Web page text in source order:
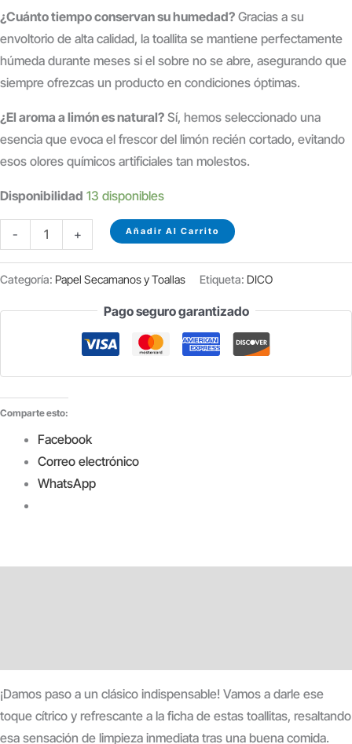
¿Cuánto tiempo conservan su humedad? Gracias a su
envoltorio de alta calidad, la toallita se mantiene perfectamente
húmeda durante meses si el sobre no se abre, asegurando que
siempre ofrezcas un producto en condiciones óptimas.
¿El aroma a limón es natural? Sí, hemos seleccionado una
esencia que evoca el frescor del limón recién cortado, evitando
esos olores químicos artificiales tan molestos.
Disponibilidad 13 disponibles
-
TOALLITA
DE
LIMÓN
100
+ Añadir Al Carrito
Categoría: Papel Secamanos y Toallas Etiqueta: DICO
Pago seguro garantizado
Comparte esto:
Facebook
Correo electrónico
WhatsApp
¡Damos paso a un clásico indispensable! Vamos a darle ese
toque cítrico y refrescante a la ficha de estas toallitas, resaltando
esa sensación de limpieza inmediata tras una buena comida.